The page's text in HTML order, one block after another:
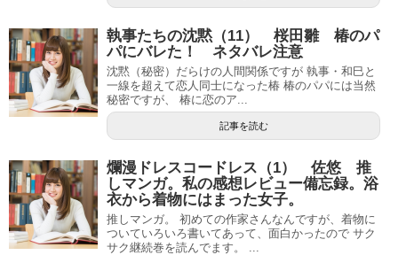
執事たちの沈黙（11） 桜田雛 椿のパ
パにバレた！ ネタバレ注意
沈黙（秘密）だらけの人間関係ですが 執事・和巳と
一線を超えて恋人同士になった椿 椿のパパには当然
秘密ですが、 椿に恋のア...
記事を読む
爛漫ドレスコードレス（1） 佐悠 推
しマンガ。私の感想レビュー備忘録。浴
衣から着物にはまった女子。
推しマンガ。 初めての作家さんなんですが、着物に
ついていろいろ書いてあって、面白かったので サク
サク継続巻を読んでます。 ...